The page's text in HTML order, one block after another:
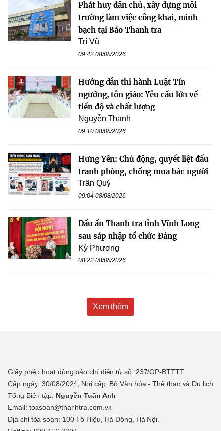
Phát huy dân chủ, xây dựng môi
trường làm việc công khai, minh
bạch tại Báo Thanh tra
Trí Vũ
09:42 08/08/2026
Hướng dẫn thi hành Luật Tín
ngưỡng, tôn giáo: Yêu cầu lớn về
tiến độ và chất lượng
Nguyễn Thanh
09:10 08/08/2026
Hưng Yên: Chủ động, quyết liệt đấu
tranh phòng, chống mua bán người
Trần Quý
09:04 08/08/2026
Dấu ấn Thanh tra tỉnh Vĩnh Long
sau sáp nhập tổ chức Đảng
Kỳ Phương
08:22 08/08/2026
Xem thêm
Giấy phép hoạt động báo chí điện tử số: 237/GP-BTTTT
Cấp ngày: 30/08/2024; Nơi cấp: Bộ Văn hóa - Thể thao và Du lịch
Tổng Biên tập: Nguyễn Tuấn Anh
Email: toasoan@thanhtra.com.vn
Địa chỉ tòa soạn: 100 Tô Hiệu, Hà Đông, Hà Nội.